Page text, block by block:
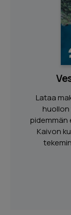
Lataa
pidemmän
Kaivon